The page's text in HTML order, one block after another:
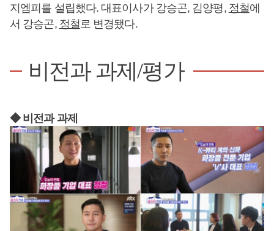
지엠피를 설립했다. 대표이사가 강승곤, 김양평, 정철에
서 강승곤, 정철 로 변경됐다.
비전과 과제/평가
◆ 비전과 과제